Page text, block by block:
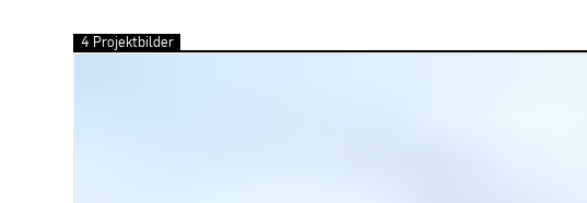
4 Projektbilder
Bilder überspringen